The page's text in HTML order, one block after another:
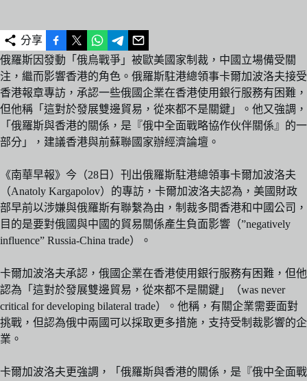
分享
俄羅斯因發動「俄烏戰爭」被歐美國家制裁，中國立場備受關
注，繼而影響香港的角色。俄羅斯駐港總領事卡爾加波洛夫接受
香港報章專訪，承認一些俄國企業在香港使用銀行服務有困難，
但他稱「這對於發展雙邊貿易，從來都不是關鍵」。他又強調，
「俄羅斯與香港的關係，是『俄中全面戰略協作伙伴關係』的一
部分」，建議香港與前蘇聯國家辦經濟論壇。
《南華早報》今（28日）刊出俄羅斯駐港總領事卡爾加波洛夫
（Anatoly Kargapolov）的專訪，卡爾加波洛夫認為，美國財政
部早前以涉嫌與俄羅斯有聯繫為由，制裁多間香港和中國公司，
目的是要對俄國與中國的貿易關係產生負面影響（”negatively
influence” Russia-China trade）。
卡爾加波洛夫承認，俄國企業在香港使用銀行服務有困難，但他
認為「這對於發展雙邊貿易，從來都不是關鍵」（was never
critical for developing bilateral trade）。他稱，有關企業需要面對
挑戰，但認為俄中兩國可以採取更多措施，支持受制裁影響的企
業。
卡爾加波洛夫更強調，「俄羅斯與香港的關係，是『俄中全面戰